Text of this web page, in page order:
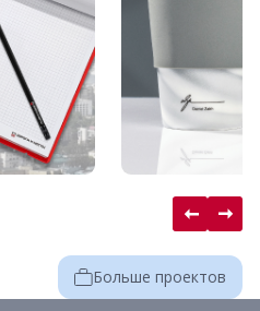
Больше проектов